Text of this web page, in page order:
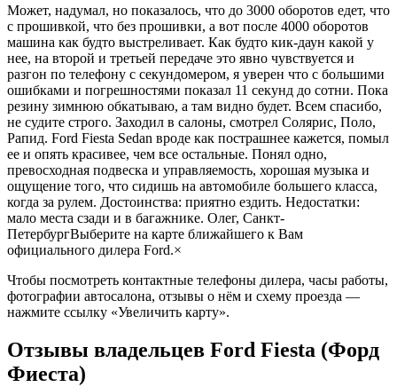
Может, надумал, но показалось, что до 3000 оборотов едет, что
с прошивкой, что без прошивки, а вот после 4000 оборотов
машина как будто выстреливает. Как будто кик-даун какой у
нее, на второй и третьей передаче это явно чувствуется и
разгон по телефону с секундомером, я уверен что с большими
ошибками и погрешностями показал 11 секунд до сотни. Пока
резину зимнюю обкатываю, а там видно будет. Всем спасибо,
не судите строго. Заходил в салоны, смотрел Солярис, Поло,
Рапид. Ford Fiesta Sedan вроде как пострашнее кажется, помыл
ее и опять красивее, чем все остальные. Понял одно,
превосходная подвеска и управляемость, хорошая музыка и
ощущение того, что сидишь на автомобиле большего класса,
когда за рулем. Достоинства: приятно ездить. Недостатки:
мало места сзади и в багажнике. Олег, Санкт-
ПетербургВыберите на карте ближайшего к Вам
официального дилера Ford.×
Чтобы посмотреть контактные телефоны дилера, часы работы,
фотографии автосалона, отзывы о нём и схему проезда —
нажмите ссылку «Увеличить карту».
Отзывы владельцев Ford Fiesta (Форд
Фиеста)